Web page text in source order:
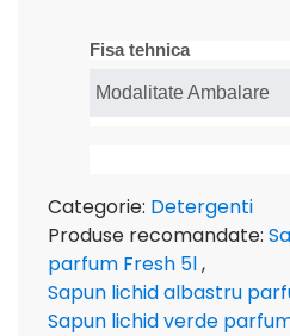
Fisa tehnica
Modalitate Ambalare
Categorie: Detergenti
Produse recomandate:
parfum Fresh 5l,
Sapun lichid albastru
Sapun lichid verde